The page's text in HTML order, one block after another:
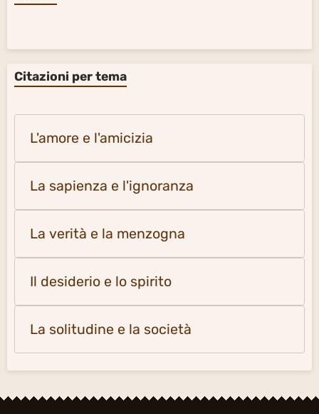
Citazioni per tema
L'amore e l'amicizia
La sapienza e l'ignoranza
La verità e la menzogna
Il desiderio e lo spirito
La solitudine e la società